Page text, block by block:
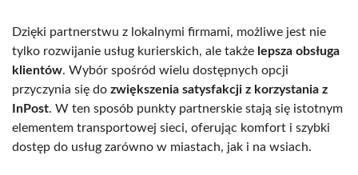
Dzięki partnerstwu z lokalnymi firmami, możliwe jest nie
tylko rozwijanie usług kurierskich, ale także lepsza obsługa
klientów. Wybór spośród wielu dostępnych opcji
przyczynia się do zwiększenia satysfakcji z korzystania z
InPost. W ten sposób punkty partnerskie stają się istotnym
elementem transportowej sieci, oferując komfort i szybki
dostęp do usług zarówno w miastach, jak i na wsiach.